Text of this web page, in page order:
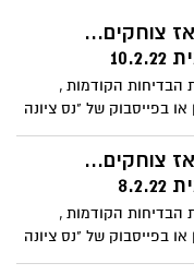
צוחקים...
הקודמות ,
בפייסבוק של "נס ציונה
אגואיסטים... שתפו
צוחקים...
הקודמות ,
בפייסבוק של "נס ציונה
אגואיסטים... שתפו